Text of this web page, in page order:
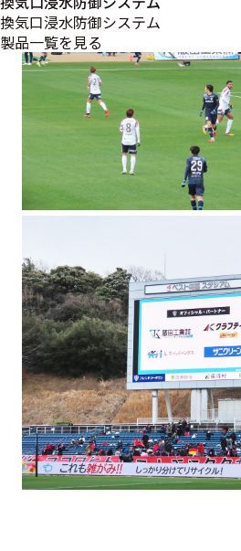
換気口浸水防御システム
製品一覧を見る